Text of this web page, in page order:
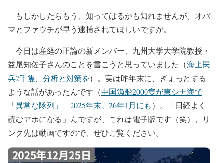
もしかしたらもう、知ってはるかも知れませんが。オバ
マとファウチが早う逮捕されてほしいですが。
今日は産経の正論の新メンバー、九州大学大学院教授・
益尾知佐子さんのことを書こうと思っていました（海上民
兵2千隻、分析と対策を）。実は昨年末に、ぎょっとする
ような話があったんです（中国漁船2000隻が東シナ海で
「異常な隊列」 2025年末、26年1月にも）。「日経よく
読むアホになる」んですが、これは電子版です（笑）。リ
ンク先は動画ですので、ぜひご覧ください。